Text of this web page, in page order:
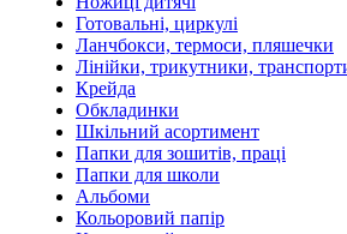
Готовальні, циркулі
Ланчбокси, термоси, пляшечки
Лінійки, трикутники,
Крейда
Обкладинки
Шкільний асортимент
Папки для зошитів, праці
Папки для школи
Альбоми
Кольоровий папір